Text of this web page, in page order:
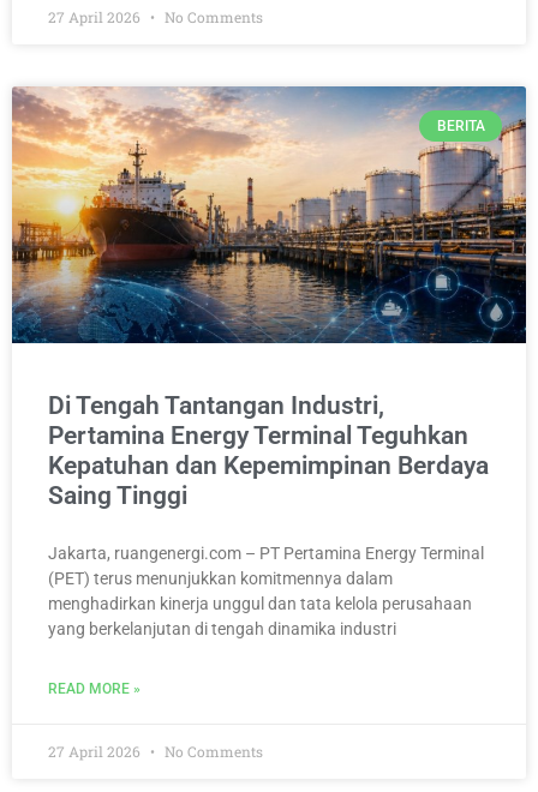
27 April 2026 No Comments
BERITA
Di Tengah Tantangan Industri,
Pertamina Energy Terminal Teguhkan
Kepatuhan dan Kepemimpinan Berdaya
Saing Tinggi
Jakarta, ruangenergi.com – PT Pertamina Energy Terminal
(PET) terus menunjukkan komitmennya dalam
menghadirkan kinerja unggul dan tata kelola perusahaan
yang berkelanjutan di tengah dinamika industri
READ MORE »
27 April 2026 No Comments